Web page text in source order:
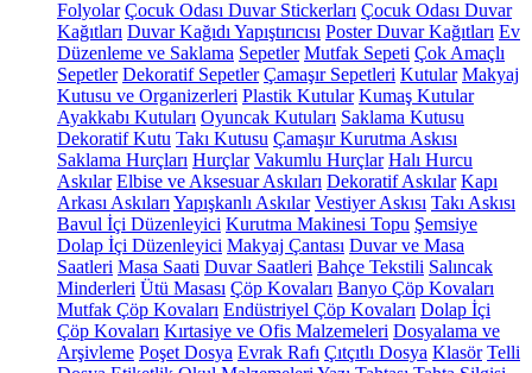
Folyolar Çocuk Odası Duvar Stickerları Çocuk Odası Duvar
Kağıtları Duvar Kağıdı Yapıştırıcısı Poster Duvar Kağıtları Ev
Düzenleme ve Saklama Sepetler Mutfak Sepeti Çok Amaçlı
Sepetler Dekoratif Sepetler Çamaşır Sepetleri Kutular Makyaj
Kutusu ve Organizerleri Plastik Kutular Kumaş Kutular
Ayakkabı Kutuları Oyuncak Kutuları Saklama Kutusu
Dekoratif Kutu Takı Kutusu Çamaşır Kurutma Askısı
Saklama Hurçları Hurçlar Vakumlu Hurçlar Halı Hurcu
Askılar Elbise ve Aksesuar Askıları Dekoratif Askılar Kapı
Arkası Askıları Yapışkanlı Askılar Vestiyer Askısı Takı Askısı
Bavul İçi Düzenleyici Kurutma Makinesi Topu Şemsiye
Dolap İçi Düzenleyici Makyaj Çantası Duvar ve Masa
Saatleri Masa Saati Duvar Saatleri Bahçe Tekstili Salıncak
Minderleri Ütü Masası Çöp Kovaları Banyo Çöp Kovaları
Mutfak Çöp Kovaları Endüstriyel Çöp Kovaları Dolap İçi
Çöp Kovaları Kırtasiye ve Ofis Malzemeleri Dosyalama ve
Arşivleme Poşet Dosya Evrak Rafı Çıtçıtlı Dosya Klasör Telli